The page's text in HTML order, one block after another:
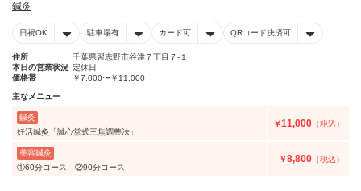
鍼灸
日祝OK 駐車場有 カード可 QRコード決済可
住所
千葉県習志野市谷津７丁目７-１
本日の営業状況 定休日
価格帯
￥7,000〜￥11,000
主なメニュー
鍼灸
妊活鍼灸「誠心堂式三焦調整法」
￥11,000 （税込）
美容鍼灸
①60分コース ②90分コース
￥8,800 （税込）